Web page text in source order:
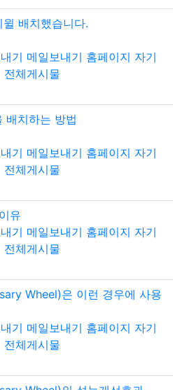
배치했습니다.
기 메일보내기 홈페이지 자기
전체게시물
배치하는 방법
기 메일보내기 홈페이지 자기
전체게시물
유
기 메일보내기 홈페이지 자기
전체게시물
Wheel)은 이런 경우에 사용
기 메일보내기 홈페이지 자기
전체게시물